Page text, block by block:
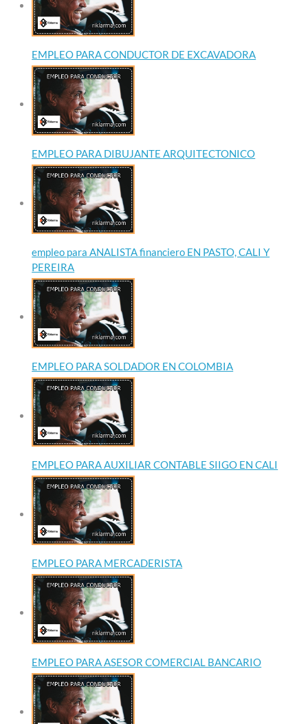
EMPLEO PARA CONDUCTOR DE EXCAVADORA
EMPLEO PARA DIBUJANTE ARQUITECTONICO
empleo para ANALISTA financiero EN PASTO, CALI Y
PEREIRA
EMPLEO PARA SOLDADOR EN COLOMBIA
EMPLEO PARA AUXILIAR CONTABLE SIIGO EN CALI
EMPLEO PARA MERCADERISTA
EMPLEO PARA ASESOR COMERCIAL BANCARIO